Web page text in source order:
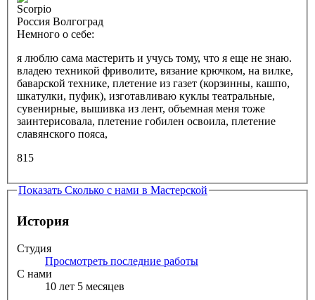
Россия Волгоград
Немного о себе:
я люблю сама мастерить и учусь тому, что я еще не знаю.
владею техникой фриволите, вязание крючком, на вилке,
баварской технике, плетение из газет (корзинны, кашпо,
шкатулки, пуфик), изготавливаю куклы театральные,
сувенирные, вышивка из лент, объемная меня тоже
заинтерисовала, плетение гобилен освоила, плетение
славянского пояса,
815
Показать Сколько с нами в Мастерской
История
Студия
Просмотреть последние работы
С нами
10 лет 5 месяцев